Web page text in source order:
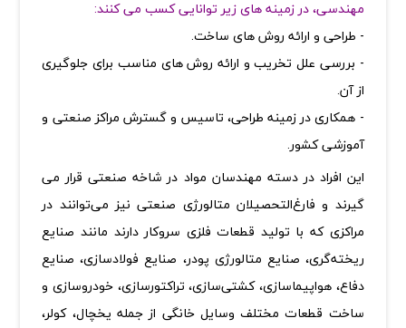
مهندسی، در زمینه های زیر توانایی کسب می کنند:
- طراحی و ارائه روش های ساخت.
- بررسی علل تخریب و ارائه روش های مناسب برای جلوگیری
از آن.
- همکاری در زمینه طراحی، تاسیس و گسترش مراکز صنعتی و
آموزشی کشور.
این افراد در دسته مهندسان مواد در شاخه صنعتی قرار می
گیرند و فارغ‌التحصیلان‌ متالورژی صنعتی‌ نیز می‌توانند در
مراکزی که با تولید قطعات فلزی سروکار دارند مانند صنایع
ریخته‌گری، صنایع متالورژی پودر، صنایع‌ فولادسازی‌، صنایع‌
دفاع‌، هواپیماسازی‌، کشتی‌سازی‌، تراکتورسازی‌، خودروسازی‌ و
ساخت‌ قطعات‌ مختلف‌ وسایل‌ خانگی‌ از جمله‌ یخچال‌، کولر،